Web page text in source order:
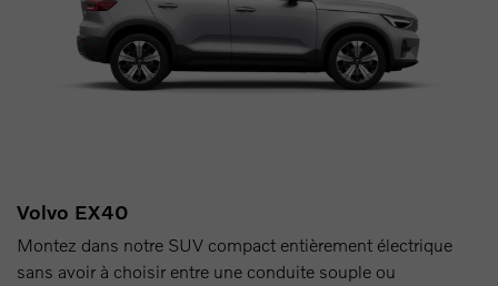
Volvo EX40
Montez dans notre SUV compact entièrement électrique
sans avoir à choisir entre une conduite souple ou